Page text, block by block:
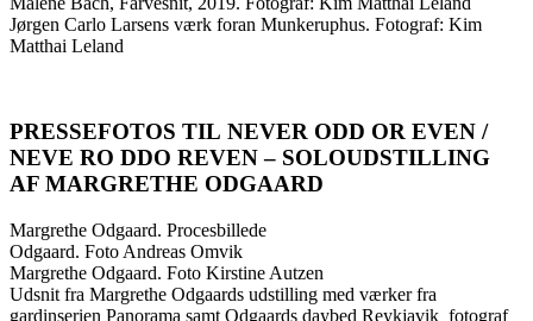
Jørgen Carlo Larsens værk foran Munkeruphus. Fotograf: Kim
Matthai Leland
PRESSEFOTOS TIL NEVER ODD OR EVEN /
NEVE RO DDO REVEN– SOLOUDSTILLING
AF MARGRETHE ODGAARD
Margrethe Odgaard. Procesbillede
Odgaard. Foto Andreas Omvik
Margrethe Odgaard. Foto Kirstine Autzen
Udsnit fra Margrethe Odgaards udstilling med værker fra
gardinserien Panorama samt Odgaards daybed Reykjavik_fotograf